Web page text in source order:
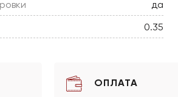
да
0.35
ОПЛАТА